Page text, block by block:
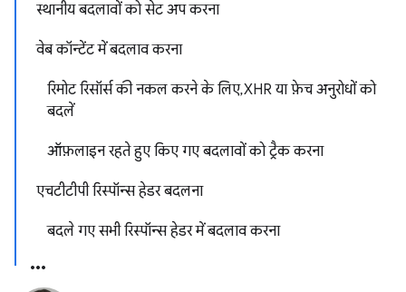
स्थानीय बदलावों को सेट अप करना
वेब कॉन्टेंट में बदलाव करना
रिमोट रिसॉर्स की नकल करने के लिए, XHR या फ़ेच अनुरोधों को
बदलें
ऑफ़लाइन रहते हुए किए गए बदलावों को ट्रैक करना
एचटीटीपी रिस्पॉन्स हेडर बदलना
बदले गए सभी रिस्पॉन्स हेडर में बदलाव करना